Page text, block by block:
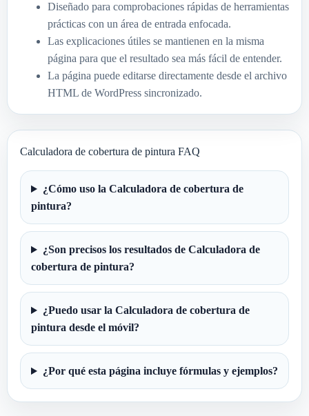
Diseñado para comprobaciones rápidas de herramientas
prácticas con un área de entrada enfocada.
Las explicaciones útiles se mantienen en la misma
página para que el resultado sea más fácil de entender.
La página puede editarse directamente desde el archivo
HTML de WordPress sincronizado.
Calculadora de cobertura de pintura FAQ
¿Cómo uso la Calculadora de cobertura de
pintura?
¿Son precisos los resultados de Calculadora de
cobertura de pintura?
¿Puedo usar la Calculadora de cobertura de
pintura desde el móvil?
¿Por qué esta página incluye fórmulas y ejemplos?